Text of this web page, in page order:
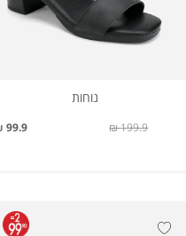
נוחות
99.9 ₪ 199.9 ₪